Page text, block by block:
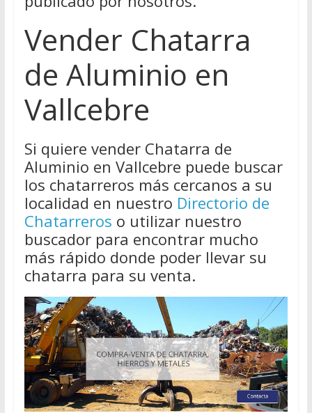
Vender Chatarra
de Aluminio en
Vallcebre
Si quiere vender Chatarra de
Aluminio en Vallcebre puede buscar
los chatarreros más cercanos a su
localidad en nuestro Directorio de
Chatarreros o utilizar nuestro
buscador para encontrar mucho
más rápido donde poder llevar su
chatarra para su venta.